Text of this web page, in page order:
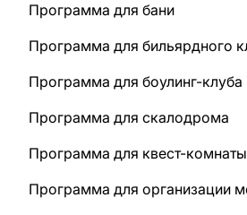
Программа для бани
Программа для бильярдного
Программа для боулинг-клуба
Программа для скалодрома
Программа для квест-комнаты
Программа для организации